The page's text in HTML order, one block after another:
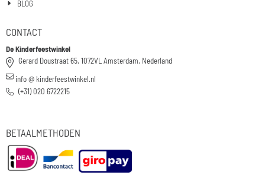
BLOG
CONTACT
De Kinderfeestwinkel
Gerard Doustraat 65, 1072VL Amsterdam, Nederland
info @ kinderfeestwinkel.nl
(+31) 020 6722215
BETAALMETHODEN